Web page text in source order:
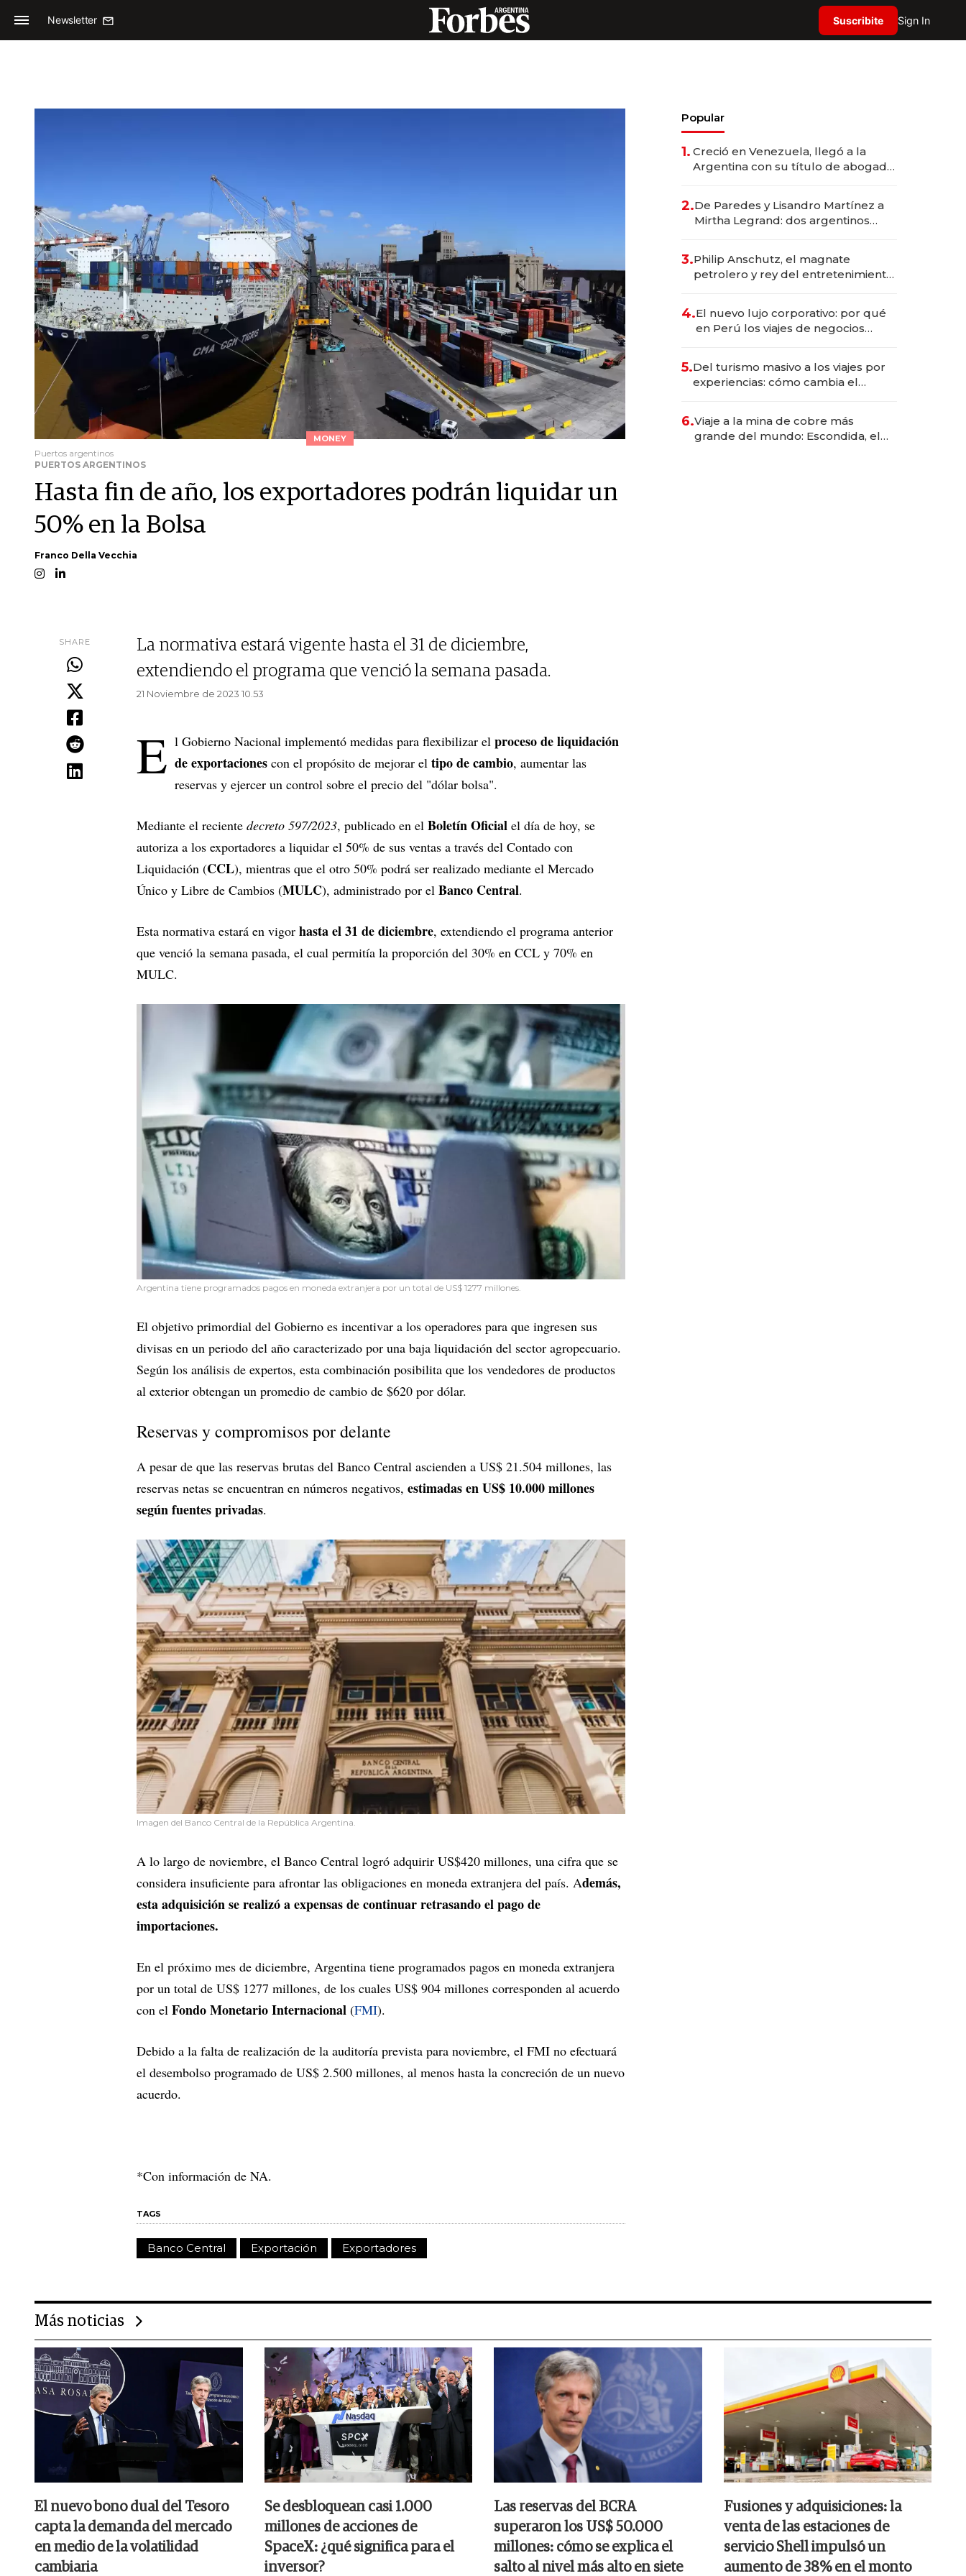
Newsletter Suscribite Sign In
MONEY
Puertos argentinos
PUERTOS ARGENTINOS
Hasta fin de año, los exportadores podrán liquidar un
50% en la Bolsa
Franco Della Vecchia
SHARE
La normativa estará vigente hasta el 31 de diciembre,
extendiendo el programa que venció la semana pasada.
21 Noviembre de 2023 10.53
E l Gobierno Nacional implementó medidas para flexibilizar el proceso de liquidación
de exportaciones con el propósito de mejorar el tipo de cambio, aumentar las
reservas y ejercer un control sobre el precio del "dólar bolsa".
Mediante el reciente decreto 597/2023, publicado en el Boletín Oficial el día de hoy, se
autoriza a los exportadores a liquidar el 50% de sus ventas a través del Contado con
Liquidación (CCL), mientras que el otro 50% podrá ser realizado mediante el Mercado
Único y Libre de Cambios (MULC), administrado por el Banco Central.
Esta normativa estará en vigor hasta el 31 de diciembre, extendiendo el programa anterior
que venció la semana pasada, el cual permitía la proporción del 30% en CCL y 70% en
MULC.
Argentina tiene programados pagos en moneda extranjera por un total de US$ 1277 millones.
El objetivo primordial del Gobierno es incentivar a los operadores para que ingresen sus
divisas en un periodo del año caracterizado por una baja liquidación del sector agropecuario.
Según los análisis de expertos, esta combinación posibilita que los vendedores de productos
al exterior obtengan un promedio de cambio de $620 por dólar.
Reservas y compromisos por delante
A pesar de que las reservas brutas del Banco Central ascienden a US$ 21.504 millones, las
reservas netas se encuentran en números negativos, estimadas en US$ 10.000 millones
según fuentes privadas.
Imagen del Banco Central de la República Argentina.
A lo largo de noviembre, el Banco Central logró adquirir US$420 millones, una cifra que se
considera insuficiente para afrontar las obligaciones en moneda extranjera del país. Además,
esta adquisición se realizó a expensas de continuar retrasando el pago de
importaciones.
En el próximo mes de diciembre, Argentina tiene programados pagos en moneda extranjera
por un total de US$ 1277 millones, de los cuales US$ 904 millones corresponden al acuerdo
con el Fondo Monetario Internacional (FMI).
Debido a la falta de realización de la auditoría prevista para noviembre, el FMI no efectuará
el desembolso programado de US$ 2.500 millones, al menos hasta la concreción de un nuevo
acuerdo.
*Con información de NA.
TAGS
Banco Central Exportación Exportadores
Popular
1. Creció en Venezuela, llegó a la
Argentina con su título de abogado
marcas "fast premium"
2.De Paredes y Lisandro Martínez a
Mirtha Legrand: dos argentinos
3.Philip Anschutz, el magnate
petrolero y rey del entretenimiento
4.El nuevo lujo corporativo: por qué
en Perú los viajes de negocios
transformadoras
5.Del turismo masivo a los viajes por
experiencias: cómo cambia el
6.Viaje a la mina de cobre más
grande del mundo: Escondida, el
Más noticias
El nuevo bono dual del Tesoro
capta la demanda del mercado
en medio de la volatilidad
cambiaria
Se desbloquean casi 1.000
millones de acciones de
SpaceX: ¿qué significa para el
inversor?
Las reservas del BCRA
superaron los US$ 50.000
millones: cómo se explica el
salto al nivel más alto en siete
Fusiones y adquisiciones: la
venta de las estaciones de
servicio Shell impulsó un
aumento de 38% en el monto